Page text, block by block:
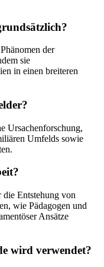
der
sie
in einen breiteren
Ursachenforschung,
Umfelds sowie
die Entstehung von
wie Pädagogen und
Ansätze
wird verwendet?